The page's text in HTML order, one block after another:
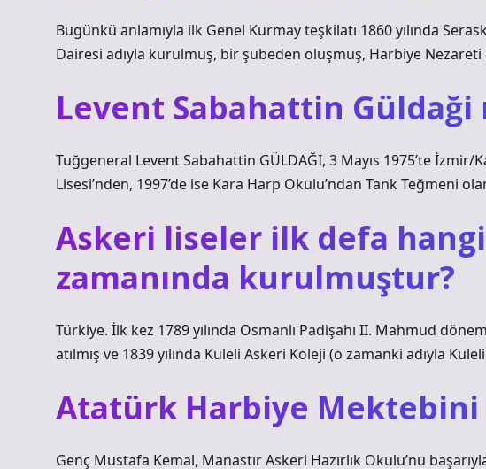
Bugünkü anlamıyla ilk Genel Kurmay teşkilatı 1860 yılında
Dairesi adıyla kurulmuş, bir şubeden oluşmuş, Harbiye
Levent Sabahattin Güldaği
Tuğgeneral Levent Sabahattin GÜLDAĞI, 3 Mayıs 1975’te İzmir/
Lisesi’nden, 1997’de ise Kara Harp Okulu’ndan Tank Teğmeni
Askeri liseler ilk defa
zamanında kurulmuştur?
Türkiye. İlk kez 1789 yılında Osmanlı Padişahı II. Mahmud
atılmış ve 1839 yılında Kuleli Askeri Koleji (o zamanki adıyla
Atatürk Harbiye Mektebini
Genç Mustafa Kemal, Manastır Askeri Hazırlık Okulu’nu